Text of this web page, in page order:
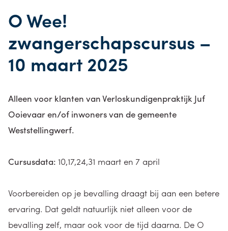
O Wee!
zwangerschapscursus –
10 maart 2025
Alleen voor klanten van Verloskundigenpraktijk Juf
Ooievaar en/of inwoners van de gemeente
Weststellingwerf.
Cursusdata: 10,17,24,31 maart en 7 april
Voorbereiden op je bevalling draagt bij aan een betere
ervaring. Dat geldt natuurlijk niet alleen voor de
bevalling zelf, maar ook voor de tijd daarna. De O